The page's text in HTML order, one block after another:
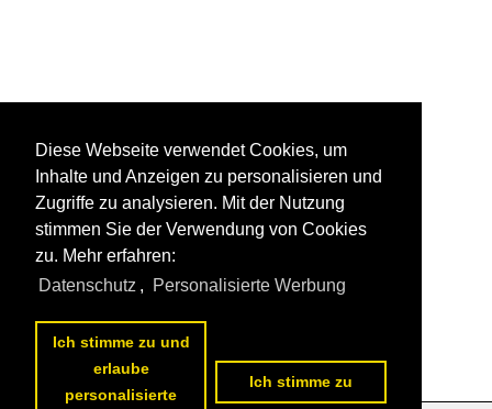
Diese Webseite verwendet Cookies, um
Inhalte und Anzeigen zu personalisieren und
Zugriffe zu analysieren. Mit der Nutzung
stimmen Sie der Verwendung von Cookies
zu. Mehr erfahren:
Datenschutz , Personalisierte Werbung
Ich stimme zu und
erlaube
personalisierte
Ich stimme zu